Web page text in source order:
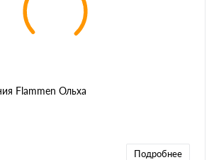
Flammen Ольха
Подробнее